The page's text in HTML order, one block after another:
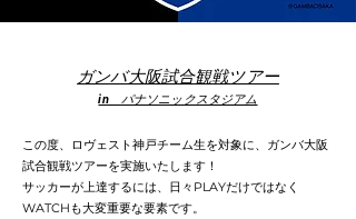
ガンバ大阪試合観戦ツアー
in パナソニックスタジアム
この度、ロヴェスト神戸チーム生を対象に、ガンバ大阪
試合観戦ツアーを実施いたします ！
サッカーが上達するには、日々PLAYだけではなく
WATCHも大変重要な要素です。